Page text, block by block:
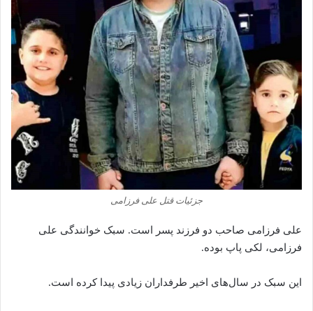
جزئیات قتل علی فرزامی
علی فرزامی صاحب دو فرزند پسر است. سبک خوانندگی علی
فرزامی، لکی پاپ بوده.
این سبک در سال‌های اخیر طرفداران زیادی پیدا کرده است.